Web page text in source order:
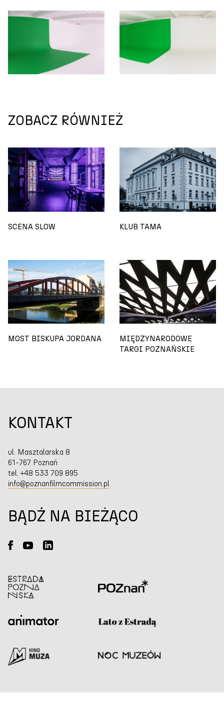
ZOBACZ RÓWNIEŻ
SCENA SLOW KLUB TAMA
MOST BISKUPA JORDANA
MIĘDZYNARODOWE
TARGI POZNAŃSKIE
KONTAKT
ul. Masztalarska 8
61-767 Poznań
tel. +48 533 709 895
info@poznanfilmcommission.pl
BĄDŹ NA BIEŻĄCO